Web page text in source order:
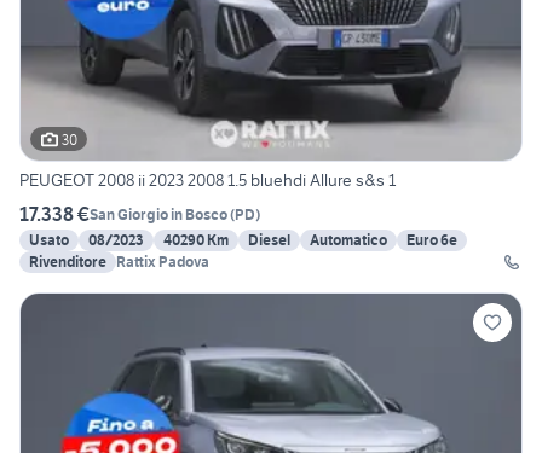
30
PEUGEOT 2008 ii 2023 2008 1.5 bluehdi Allure s&s 1
17.338 €San Giorgio in Bosco(PD)
Usato
08/2023 40290 Km Diesel Automatico
Euro 6e
Rivenditore Rattix Padova